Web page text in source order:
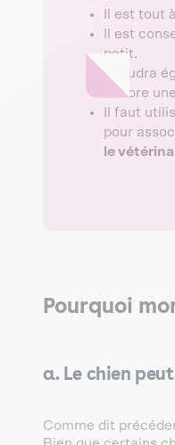
Il est tout
Il est
petit.
Il faudra
encore
Il faut
pour
le
Pourquoi
a. Le chien
Comme dit